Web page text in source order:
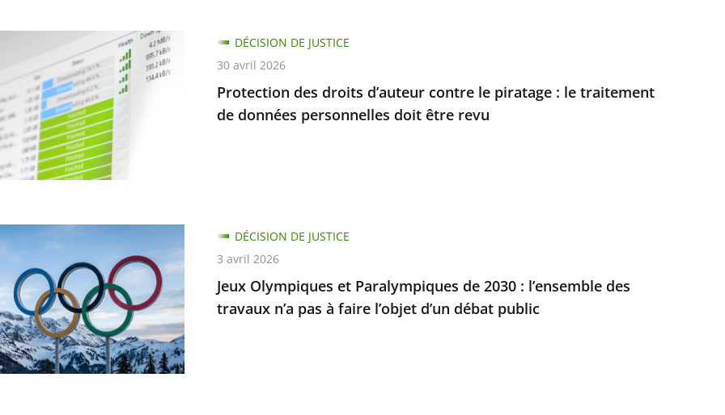
Protection des droits d’auteur contre le piratage : le traitement
de données personnelles doit être revu
DÉCISION DE JUSTICE
30 avril 2026
Jeux Olympiques et Paralympiques de 2030 : l’ensemble des
travaux n’a pas à faire l’objet d’un débat public
DÉCISION DE JUSTICE
3 avril 2026